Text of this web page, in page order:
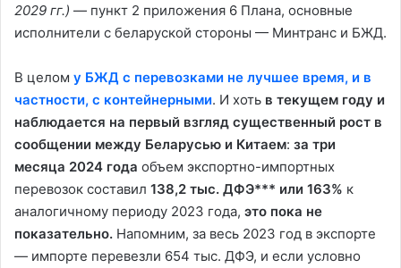
2029 гг.) — пункт 2 приложения 6 Плана, основные
исполнители с беларуской стороны — Минтранс и БЖД.
В целом у БЖД с перевозками не лучшее время, и в
частности, с контейнерными. И хоть в текущем году и
наблюдается на первый взгляд существенный рост в
сообщении между Беларусью и Китаем: за три
месяца 2024 года объем экспортно-импортных
перевозок составил 138,2 тыс. ДФЭ*** или 163% к
аналогичному периоду 2023 года, это пока не
показательно. Напомним, за весь 2023 год в экспорте
— импорте перевезли 654 тыс. ДФЭ, и если условно